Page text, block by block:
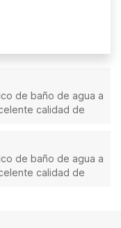
de baño de agua a
calidad de
de baño de agua a
calidad de